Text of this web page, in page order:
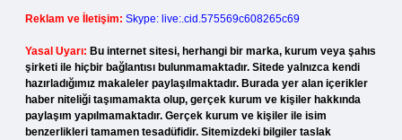
Reklam ve İletişim: Skype: live:.cid.575569c608265c69
Yasal Uyarı: Bu internet sitesi, herhangi bir marka, kurum veya şahıs
şirketi ile hiçbir bağlantısı bulunmamaktadır. Sitede yalnızca kendi
hazırladığımız makaleler paylaşılmaktadır. Burada yer alan içerikler
haber niteliği taşımamakta olup, gerçek kurum ve kişiler hakkında
paylaşım yapılmamaktadır. Gerçek kurum ve kişiler ile isim
benzerlikleri tamamen tesadüfidir. Sitemizdeki bilgiler taslak